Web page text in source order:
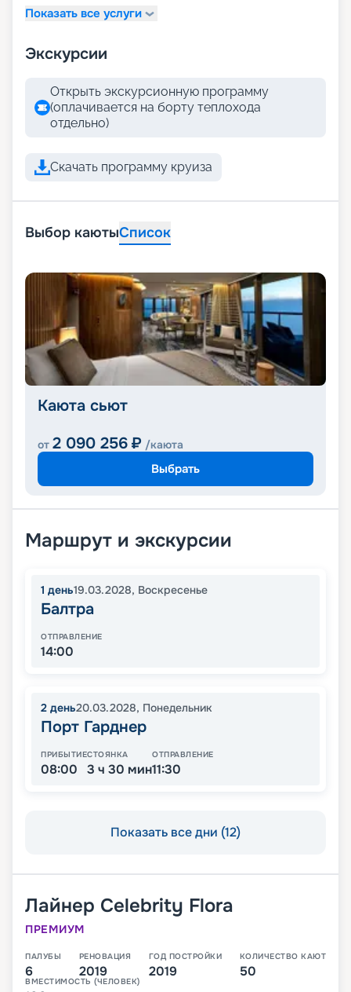
Показать все услуги
Экскурсии
Открыть экскурсионную программу
(оплачивается на борту теплохода
отдельно)
Скачать программу круиза
Выбор каютыСписок
Каюта сьют
от 2 090 256 ₽ /каюта
Выбрать
Маршрут и экскурсии
1 день19.03.2028, Воскресенье
Балтра
ОТПРАВЛЕНИЕ
14:00
2 день20.03.2028, Понедельник
Порт Гарднер
ПРИБЫТИЕ
08:00
СТОЯНКА
3 ч 30 мин
ОТПРАВЛЕНИЕ
11:30
Показать все дни (12)
Лайнер Celebrity Flora
ПРЕМИУМ
ПАЛУБЫ
6
РЕНОВАЦИЯ
2019
ГОД ПОСТРОЙКИ
2019
КОЛИЧЕСТВО КАЮТ
50
ВМЕСТИМОСТЬ (ЧЕЛОВЕК)